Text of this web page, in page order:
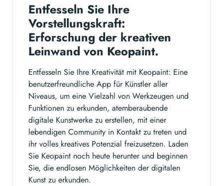
Entfesseln Sie Ihre
Vorstellungskraft:
Erforschung der kreativen
Leinwand von Keopaint.
Entfesseln Sie Ihre Kreativität mit Keopaint: Eine
benutzerfreundliche App für Künstler aller
Niveaus, um eine Vielzahl von Werkzeugen und
Funktionen zu erkunden, atemberaubende
digitale Kunstwerke zu erstellen, mit einer
lebendigen Community in Kontakt zu treten und
ihr volles kreatives Potenzial freizusetzen. Laden
Sie Keopaint noch heute herunter und beginnen
Sie, die endlosen Möglichkeiten der digitalen
Kunst zu erkunden.